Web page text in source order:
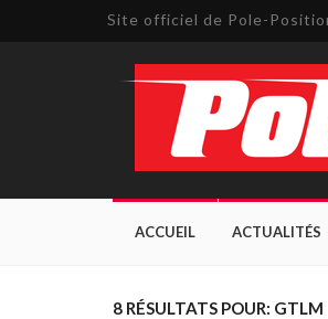
Site officiel de Pole-
ACCUEIL ACTUALITÉS
8 RÉSULTATS POUR: GTLM